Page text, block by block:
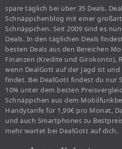
spare täglich bei über 35 Deals.
Schnäppchenblog mit einer
Schnäppchen. Seit 2009 sind es
Deals. In den täglichen Deals
besten Deals aus den Bereichen
Finanzen (Kredite und Girokonto),
wenn DealGott auf der Jagd ist
findet. Bei DealGott findest du nur
10% unter dem besten
Schnäppchen aus dem
Handytarife für 1,99€ pro Monat,
und auch Smartphones zu
mehr wartet bei DealGott auf dich.